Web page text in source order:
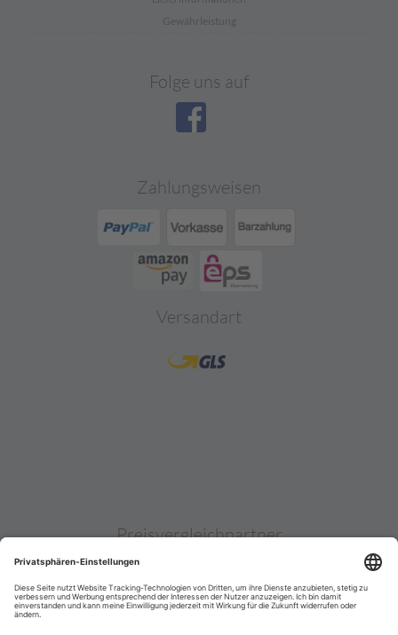
Gewährleistung
Folge uns auf
Zahlungsweisen
Versandart
Preisvergleichpartner